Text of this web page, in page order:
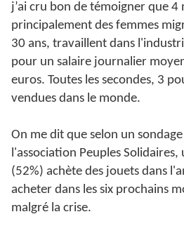
j’ai cru bon de témoigner que 4
principalement des femmes
30 ans, travaillent dans
pour un salaire journalier
euros. Toutes les secondes, 3
vendues dans le monde.
On me dit que selon un
l'association Peuples Solidaires,
(52%) achète des jouets dans
acheter dans les six prochains
malgré la crise.